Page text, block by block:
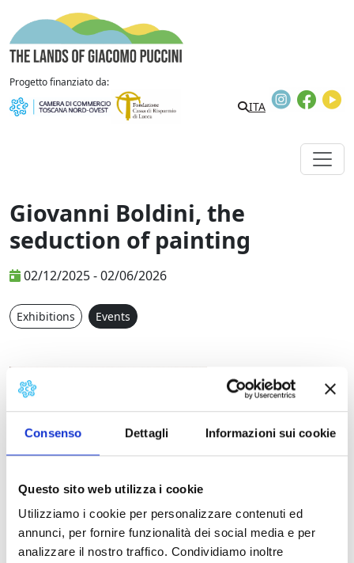
Consenso Dettagli Informazioni sui cookie
Questo sito web utilizza i cookie
Utilizziamo i cookie per personalizzare contenuti ed
annunci, per fornire funzionalità dei social media e per
analizzare il nostro traffico. Condividiamo inoltre
Skip to content
Progetto finanziato da:
ITA
Instagram
Giovanni Boldini, the
seduction of painting
02/12/2025 - 02/06/2026
Exhibitions Events
Giovanni Boldini, the